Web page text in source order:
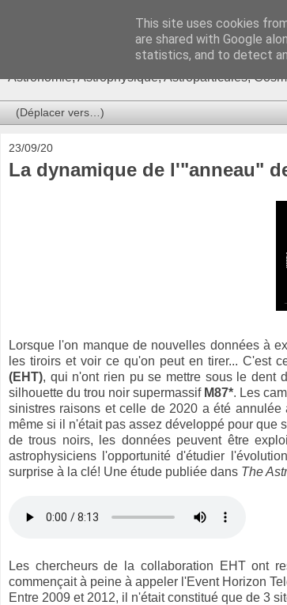
Ça se passe là haut
Astronomie, Astrophysique, Astroparticules,
23/09/20
La dynamique de l'"anneau"
Lorsque l'on manque de nouvelles données à
les tiroirs et voir ce qu'on peut en tirer... C'est
(EHT), qui n'ont rien pu se mettre sous le dent
silhouette du trou noir supermassif M87*. Les
sinistres raisons et celle de 2020 a été
même si il n'était pas assez développé pour que
de trous noirs, les données peuvent être
astrophysiciens l'opportunité d'étudier
surprise à la clé! Une étude publiée dans The
Les chercheurs de la collaboration EHT ont
commençait à peine à appeler l'Event Horizon
Entre 2009 et 2012, il n'était constitué que de 3
This site uses cookies
are shared with Google
statistics, and to detect